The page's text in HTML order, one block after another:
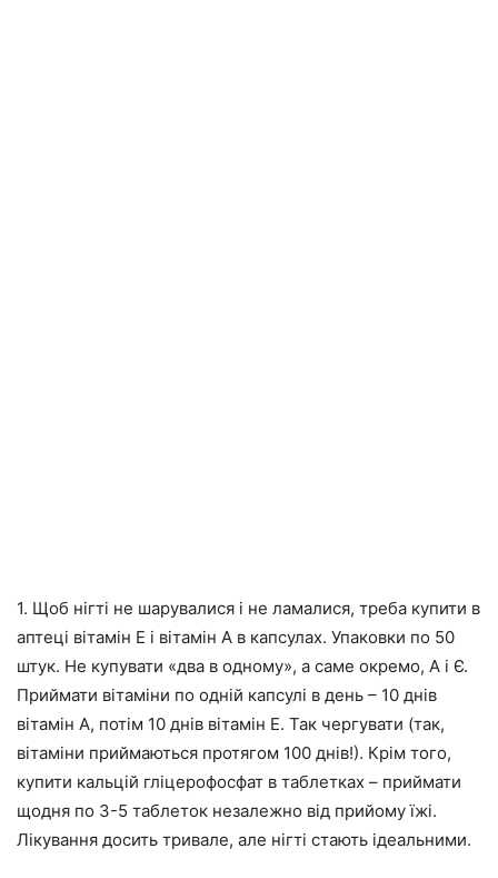
1. Щоб нігті не шарувалися і не ламалися, треба купити в
аптеці вітамін Е і вітамін А в капсулах. Упаковки по 50
штук. Не купувати «два в одному», а саме окремо, А і Є.
Приймати вітаміни по одній капсулі в день – 10 днів
вітамін А, потім 10 днів вітамін Е. Так чергувати (так,
вітаміни приймаються протягом 100 днів!). Крім того,
купити кальцій гліцерофосфат в таблетках – приймати
щодня по 3-5 таблеток незалежно від прийому їжі.
Лікування досить тривале, але нігті стають ідеальними.